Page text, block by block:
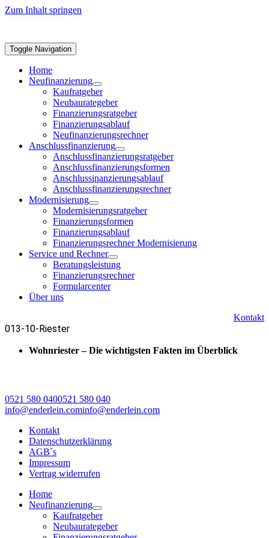
Zum Inhalt springen
Toggle Navigation
Home
Neufinanzierung
Kaufratgeber
Neubaurategeber
Finanzierungsratgeber
Finanzierungsablauf
Neufinanzierungsrechner
Anschlussfinanzierung
Anschlussfinanzierungsratgeber
Anschlussfinanzierungsformen
Anschlussinanzierungsablauf
Anschlussfinanzierungsrechner
Modernisierung
Modernisierungsratgeber
Finanzierungsformen
Finanzierungsablauf
Finanzierungsrechner Modernisierung
Service und Rechner
Beratungsleistung
Finanzierungsrechner
Formularcenter
Über uns
Kontakt
013-10-Riester
Wohnriester – Die wichtigsten Fakten im Überblick
0521 580 0400521 580 040
info@enderlein.cominfo@enderlein.com
Kontakt
Datenschutzerklärung
AGB´s
Impressum
Vertrag widerrufen
Home
Neufinanzierung
Kaufratgeber
Neubaurategeber